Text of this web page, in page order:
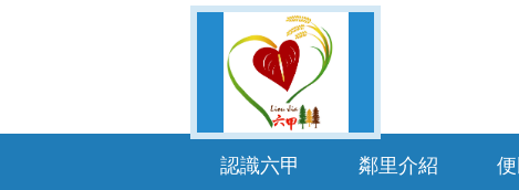
認識六甲 鄰里介紹